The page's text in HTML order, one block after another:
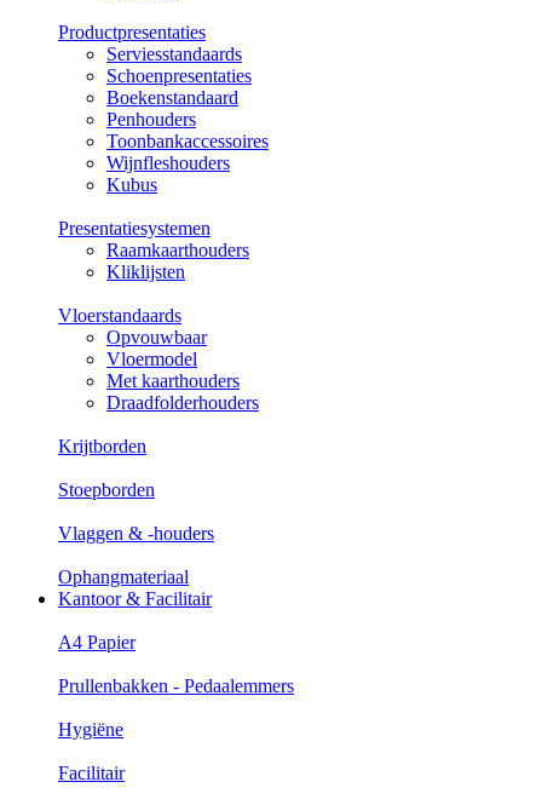
Productpresentaties
Serviesstandaards
Schoenpresentaties
Boekenstandaard
Penhouders
Toonbankaccessoires
Wijnfleshouders
Kubus
Presentatiesystemen
Raamkaarthouders
Kliklijsten
Vloerstandaards
Opvouwbaar
Vloermodel
Met kaarthouders
Draadfolderhouders
Krijtborden
Stoepborden
Vlaggen & -houders
Ophangmateriaal
Kantoor & Facilitair
A4 Papier
Prullenbakken - Pedaalemmers
Hygiëne
Facilitair